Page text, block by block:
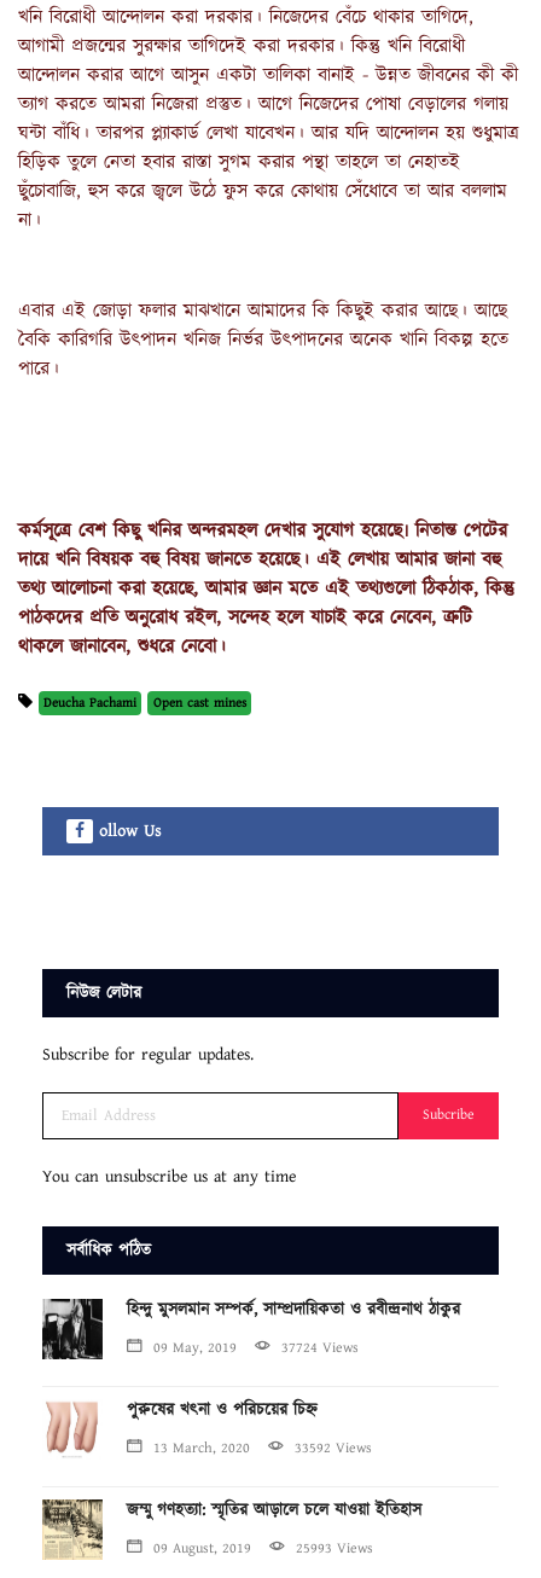
খনি বিরোধী আন্দোলন করা দরকার। নিজেদের বেঁচে থাকার তাগিদে,
আগামী প্রজন্মের সুরক্ষার তাগিদেই করা দরকার। কিন্তু খনি বিরোধী
আন্দোলন করার আগে আসুন একটা তালিকা বানাই - উন্নত জীবনের কী কী
ত্যাগ করতে আমরা নিজেরা প্রস্তুত। আগে নিজেদের পোষা বেড়ালের গলায়
ঘন্টা বাঁধি। তারপর প্ল্যাকার্ড লেখা যাবেখন। আর যদি আন্দোলন হয় শুধুমাত্র
হিড়িক তুলে নেতা হবার রাস্তা সুগম করার পন্থা তাহলে তা নেহাতই
ছুঁচোবাজি, হুস করে জ্বলে উঠে ফুস করে কোথায় সেঁধোবে তা আর বললাম
না।
এবার এই জোড়া ফলার মাঝখানে আমাদের কি কিছুই করার আছে। আছে
বৈকি কারিগরি উৎপাদন খনিজ নির্ভর উৎপাদনের অনেক খানি বিকল্প হতে
পারে।
কর্মসূত্রে বেশ কিছু খনির অন্দরমহল দেখার সুযোগ হয়েছে৷ নিতান্ত পেটের
দায়ে খনি বিষয়ক বহু বিষয় জানতে হয়েছে। এই লেখায় আমার জানা বহু
তথ্য আলোচনা করা হয়েছে, আমার জ্ঞান মতে এই তথ্যগুলো ঠিকঠাক, কিন্তু
পাঠকদের প্রতি অনুরোধ রইল, সন্দেহ হলে যাচাই করে নেবেন, ত্রুটি
থাকলে জানাবেন, শুধরে নেবো।
Deucha Pachami Open cast mines
ollow Us
নিউজ লেটার
Subscribe for regular updates.
Subcribe
You can unsubscribe us at any time
সর্বাধিক পঠিত
হিন্দু মুসলমান সম্পর্ক, সাম্প্রদায়িকতা ও রবীন্দ্রনাথ ঠাকুর
09 May, 2019 37724 Views
পুরুষের খৎনা ও পরিচয়ের চিহ্ন
13 March, 2020 33592 Views
জম্মু গণহত্যা: স্মৃতির আড়ালে চলে যাওয়া ইতিহাস
09 August, 2019 25993 Views